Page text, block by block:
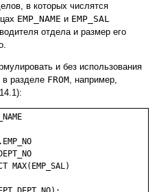
в которых числятся
EMP_NAME и EMP_SAL
отдела и размер его
и без использования
разделе FROM, например,
MAX(EMP_SAL)